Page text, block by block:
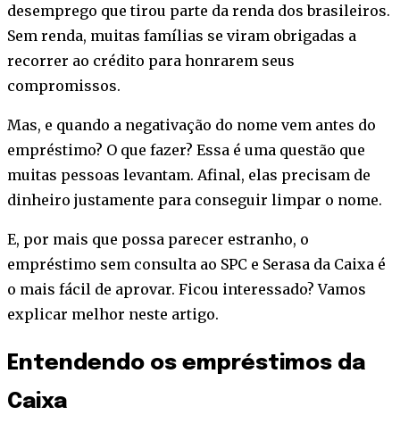
desemprego que tirou parte da renda dos brasileiros.
Sem renda, muitas famílias se viram obrigadas a
recorrer ao crédito para honrarem seus
compromissos.
Mas, e quando a negativação do nome vem antes do
empréstimo? O que fazer? Essa é uma questão que
muitas pessoas levantam. Afinal, elas precisam de
dinheiro justamente para conseguir limpar o nome.
E, por mais que possa parecer estranho, o
empréstimo sem consulta ao SPC e Serasa da Caixa é
o mais fácil de aprovar. Ficou interessado? Vamos
explicar melhor neste artigo.
Entendendo os empréstimos da
Caixa